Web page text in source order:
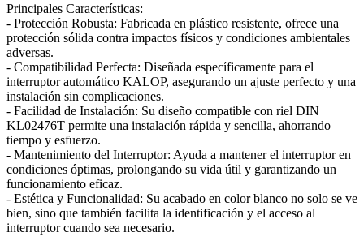
Principales Características:
- Protección Robusta: Fabricada en plástico resistente, ofrece una
protección sólida contra impactos físicos y condiciones ambientales
adversas.
- Compatibilidad Perfecta: Diseñada específicamente para el
interruptor automático KALOP, asegurando un ajuste perfecto y una
instalación sin complicaciones.
- Facilidad de Instalación: Su diseño compatible con riel DIN
KL02476T permite una instalación rápida y sencilla, ahorrando
tiempo y esfuerzo.
- Mantenimiento del Interruptor: Ayuda a mantener el interruptor en
condiciones óptimas, prolongando su vida útil y garantizando un
funcionamiento eficaz.
- Estética y Funcionalidad: Su acabado en color blanco no solo se ve
bien, sino que también facilita la identificación y el acceso al
interruptor cuando sea necesario.